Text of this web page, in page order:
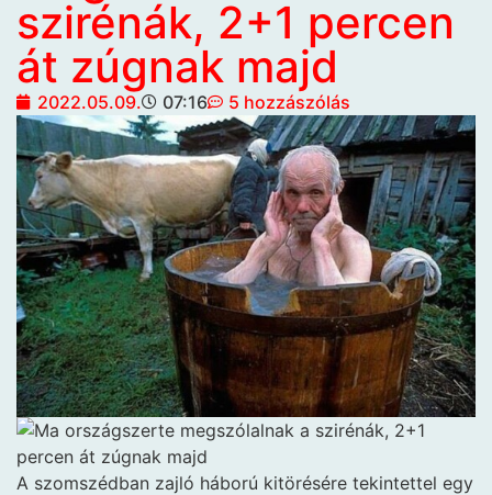
szirénák, 2+1 percen
át zúgnak majd
2022.05.09. 07:16 5 hozzászólás
A szomszédban zajló háború kitörésére tekintettel egy